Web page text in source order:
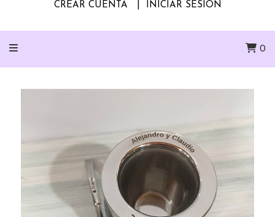
CREAR CUENTA INICIAR SESIÓN
0